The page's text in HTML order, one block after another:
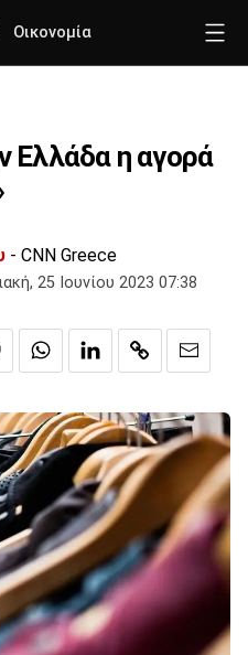
Οικονομία
Ελλάδα η αγορά
- CNN Greece
25 Ιουνίου 2023 07:38